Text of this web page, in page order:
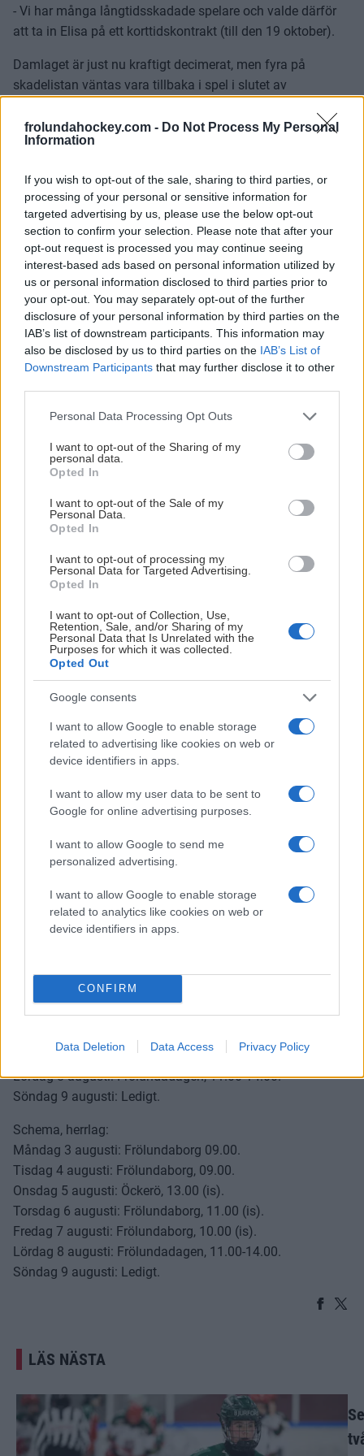
frolundahockey.com - Do Not Process My Personal
Information
If you wish to opt-out of the sale, sharing to third parties, or
processing of your personal or sensitive information for
targeted advertising by us, please use the below opt-out
section to confirm your selection. Please note that after your
opt-out request is processed you may continue seeing
interest-based ads based on personal information utilized by
us or personal information disclosed to third parties prior to
your opt-out. You may separately opt-out of the further
disclosure of your personal information by third parties on the
IAB’s list of downstream participants. This information may
also be disclosed by us to third parties on the IAB’s List of
Downstream Participants that may further disclose it to other
Please note that this website/app uses one or more Google
not limited to your visit or usage behaviour. You may click to
grant or deny consent to Google and its third-party tags to
use your data for below specified purposes in below Google
consent section.
Personal Data Processing Opt Outs
I want to opt-out of the Sharing of my
personal data.
Opted In
I want to opt-out of the Sale of my
Personal Data.
Opted In
I want to opt-out of processing my
Personal Data for Targeted Advertising.
Opted In
I want to opt-out of Collection, Use,
Retention, Sale, and/or Sharing of my
Personal Data that Is Unrelated with the
Purposes for which it was collected.
Opted Out
Google consents
I want to allow Google to enable storage
related to advertising like cookies on web or
device identifiers in apps.
I want to allow my user data to be sent to
Google for online advertising purposes.
I want to allow Google to send me
personalized advertising.
I want to allow Google to enable storage
related to analytics like cookies on web or
device identifiers in apps.
CONFIRM
Data Deletion Data Access Privacy Policy
- Vi har många långtidsskadade spelare och valde därför
att ta in Elisa på ett korttidskontrakt (till den 19 oktober).
Damlaget är just nu kraftigt decimerat, men fyra på
skadelistan väntas vara tillbaka i spel i slutet av
Hanna Olsson.
besked inom kort.
- Vi tar in juniorer för att fylla på truppen, säger Kim Martin
Hasson.
PETER KYMMER
VI ÄR IGÅNG
Publicerad:2026-08-03 1 min läsning
Fabriken i Frölundaborg är i rullning igen!
Semestern är slut och i dag är såväl herr- som damlag
tillbaka i Frölundaborg – dessutom öppnar Frölundas
kontor i Frölundaborg igen.
Herrlaget kör sitt första gemensamma ispass på Öckerö på
onsdag i samband med det obligatoriska besöket på
Sommarhockeyskolan – resten av veckan är det
Frölundaborg som gäller. Damlaget är på Öckerö på
torsdag och tränar i övrigt enligt nedanstående schema.
På lördag är alla som vill och kan välkomna till den
traditionella Frölundadagen i och utanför Frölundaborg.
rundvandring, mingel, mat och dryck med mera - herr- och
damlaget är på plats mellan 11.00 och 14.00.
Måndag 3 augusti: Frölundaborg, 09.00 (is).
Tisdag 4 augusti: Frölundaborg, 09.00 (is).
Onsdag 5 augusti: Frölundaborg, 09.00 (is).
Fredag 7 augusti: Frölundaborg, 09.30 (is).
Lördag 8 augusti: Frölundadagen, 11.00-14.00.
Söndag 9 augusti: Ledigt.
Schema, herrlag:
Måndag 3 augusti: Frölundaborg 09.00.
Tisdag 4 augusti: Frölundaborg, 09.00.
Onsdag 5 augusti: Öckerö, 13.00 (is).
Torsdag 6 augusti: Frölundaborg, 11.00 (is).
Fredag 7 augusti: Frölundaborg, 10.00 (is).
Lördag 8 augusti: Frölundadagen, 11.00-14.00.
Söndag 9 augusti: Ledigt.
LÄS NÄSTA